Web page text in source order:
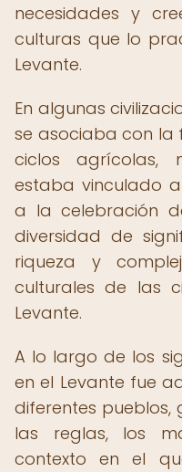
necesidades y
culturas que lo
Levante.
En algunas
se asociaba con la
ciclos agrícolas,
estaba vinculado
a la celebración
diversidad de
riqueza y
culturales de las
Levante.
A lo largo de los
en el Levante fue
diferentes pueblos,
las reglas, los
contexto en el